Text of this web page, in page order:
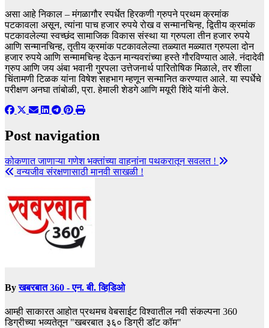
असा आहे निकाल – मंगळागौर स्पर्धेत हिरकणी ग्रुपने प्रथम क्रमांक
पटकावला असून, त्यांना पाच हजार रुपये रोख व सन्मानचिन्ह, द्वितीय क्रमांक
पटकावलेल्या स्वच्छंद सामाजिक विकास संस्था या ग्रुपला तीन हजार रुपये
आणि सन्मानचिन्ह, तृतीय क्रमांक पटकावलेल्या तळ्यात मळ्यात ग्रुपला दोन
हजार रुपये आणि सन्मामचिन्ह देऊन मान्यवरांच्या हस्ते गौरविण्यात आले. नंदादेवी
ग्रुप आणि जय अंबा भवानी गु्रपला उत्तेजनार्थ पारितोषिक मिळाले, तर शीला
चिंतामणी टिळक यांना विषेश सहभाग म्हणून सन्मानित करण्यात आले. या स्पर्धेचे
परीक्षण अनघा तांबोळी, प्रा. हेमाली शेडगे आणि मयूरी शिंदे यांनी केले.
Post navigation
कोकणात जाणाऱ्या गणेश भक्तांच्या वाहनांना पथकरातून सवलत !
वन्यजीव संरक्षणासाठी मानवी साखळी !
Byखबरबात 360 - एन. बी. व्हिडिओ
आम्ही साकारत आहोत प्रथमच वेबसाईट विश्वातील नवी संकल्पना 360
डिग्रीच्या भव्यतेतून "खबरबात ३६० डिग्री डॉट कॉम"